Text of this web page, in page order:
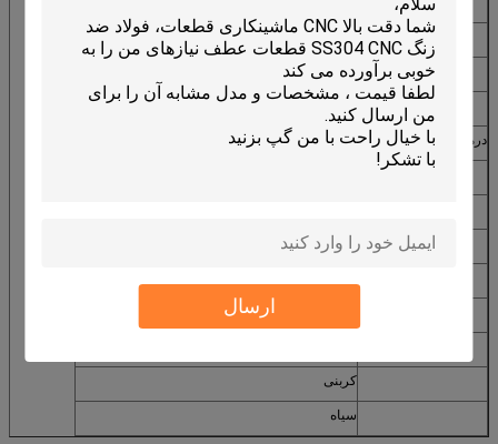
ارسال
سلتنج
ضربه زدن
نخ کشی
درمان سطحی قطب مثبت در اوردن، قطب مثبت در اوردن سخت
پوشش پودر، نقاشی
مسواک زدن، سیم طراحی
کربنی
سیاه